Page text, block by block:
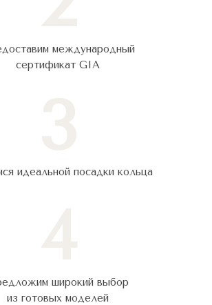
международный
сертификат GIA
идеальной посадки кольца
широкий выбор
из готовых моделей